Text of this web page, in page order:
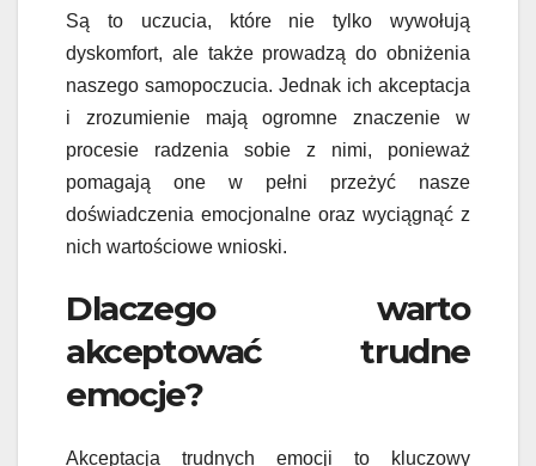
Są to uczucia, które nie tylko wywołują
dyskomfort, ale także prowadzą do obniżenia
naszego samopoczucia. Jednak ich akceptacja
i zrozumienie mają ogromne znaczenie w
procesie radzenia sobie z nimi, ponieważ
pomagają one w pełni przeżyć nasze
doświadczenia emocjonalne oraz wyciągnąć z
nich wartościowe wnioski.
Dlaczego warto
akceptować trudne
emocje?
Akceptacja trudnych emocji to kluczowy